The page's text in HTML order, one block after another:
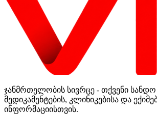
ჯანმრთელობის სივრცე - თქვენი
მედიკამენტების, კლინიკებისა და
ინფორმაციისთვის.